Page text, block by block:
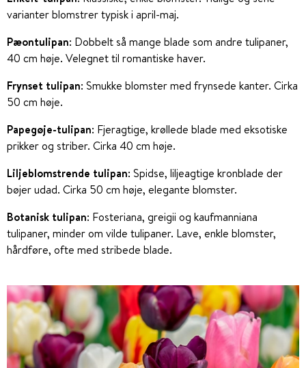
varianter blomstrer typisk i april-maj.
Pæontulipan: Dobbelt så mange blade som andre tulipaner,
40 cm høje. Velegnet til romantiske haver.
Frynset tulipan: Smukke blomster med frynsede kanter. Cirka
50 cm høje.
Papegøje-tulipan: Fjeragtige, krøllede blade med eksotiske
prikker og striber. Cirka 40 cm høje.
Liljeblomstrende tulipan: Spidse, liljeagtige kronblade der
bøjer udad. Cirka 50 cm høje, elegante blomster.
Botanisk tulipan: Fosteriana, greigii og kaufmanniana
tulipaner, minder om vilde tulipaner. Lave, enkle blomster,
hårdføre, ofte med stribede blade.